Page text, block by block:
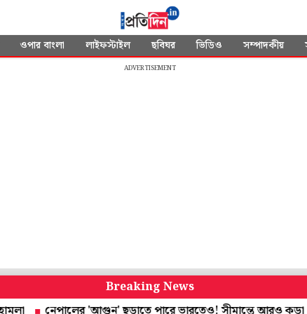
ওপার বাংলা লাইফস্টাইল ছবিঘর ভিডিও সম্পাদকীয়
ADVERTISEMENT
Breaking News